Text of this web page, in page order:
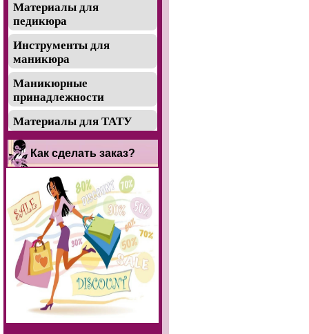
Материалы для
педикюра
Инструменты для
маникюра
Маникюрные
принадлежности
Материалы для ТАТУ
Как сделать заказ?